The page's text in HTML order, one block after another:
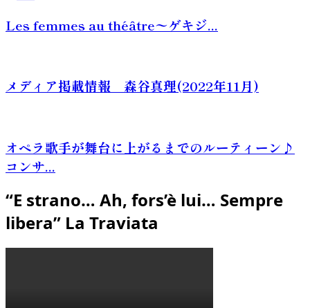
Les femmes au théâtre〜ゲキジ...
メディア掲載情報 森谷真理(2022年11月)
オペラ歌手が舞台に上がるまでのルーティーン♪
コンサ...
“E strano… Ah, fors’è lui… Sempre
libera” La Traviata